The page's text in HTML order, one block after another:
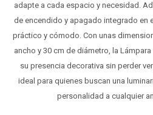
adapte a cada espacio y necesidad.
de encendido y apagado integrado en
práctico y cómodo. Con unas
ancho y 30 cm de diámetro, la
su presencia decorativa sin perder
ideal para quienes buscan una
personalidad a cualquier